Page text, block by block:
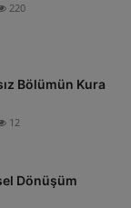
220
Bölümün Kura
12
Dönüşüm